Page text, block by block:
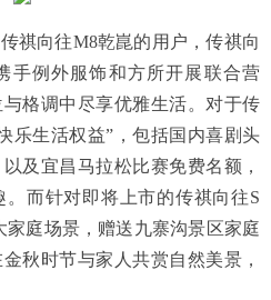
祺向往M8乾崑的用户，传祺向
手例外服饰和方所开展联合营
格调中尽享优雅生活。对于传
乐生活权益”，包括国内喜剧头
及宜昌马拉松比赛免费名额，
而针对即将上市的传祺向往S
家庭场景，赠送九寨沟景区家庭
秋时节与家人共赏自然美景，